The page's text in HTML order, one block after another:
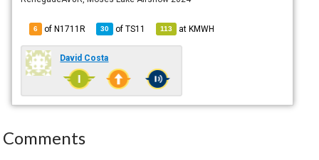
6 of N1711R 30 ofTS11 113 atKMWH
David Costa
Comments